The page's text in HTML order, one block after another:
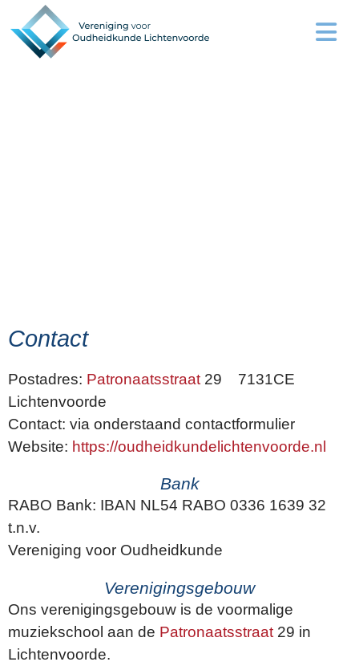
Contact
Postadres: Patronaatsstraat 29 7131CE
Lichtenvoorde
Contact: via onderstaand contactformulier
Website: https://oudheidkundelichtenvoorde.nl
Bank
RABO Bank: IBAN NL54 RABO 0336 1639 32
t.n.v.
Vereniging voor Oudheidkunde
Verenigingsgebouw
Ons verenigingsgebouw is de voormalige
muziekschool aan de Patronaatsstraat 29 in
Lichtenvoorde.